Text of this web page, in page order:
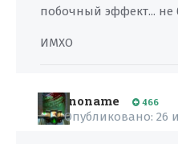
побочный эффект... не
ИМХО
noname 466
Опубликовано: 26